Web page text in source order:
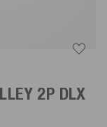
2P DLX